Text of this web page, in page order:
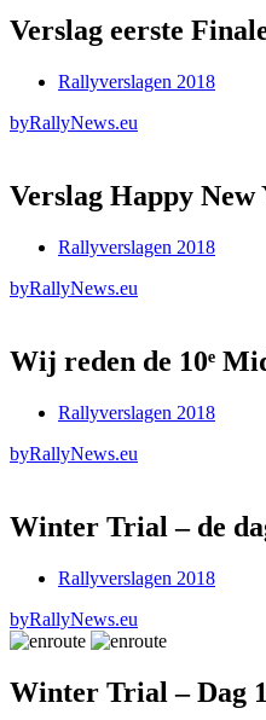
Verslag eerste
Rallyverslagen 2018
byRallyNews.eu
Verslag Happy New
Rallyverslagen 2018
byRallyNews.eu
Wij reden de 10ᵉ
Rallyverslagen 2018
byRallyNews.eu
Winter Trial – de
Rallyverslagen 2018
byRallyNews.eu
Winter Trial – Dag 1